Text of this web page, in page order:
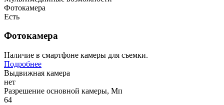
Фотокамера
Есть
Фотокамера
Наличие в смартфоне камеры для съемки.
Подробнее
Выдвижная камера
нет
Разрешение основной камеры, Мп
64